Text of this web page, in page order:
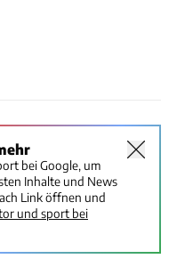
bei Google, um
Inhalte und News
Link öffnen und
und sport bei